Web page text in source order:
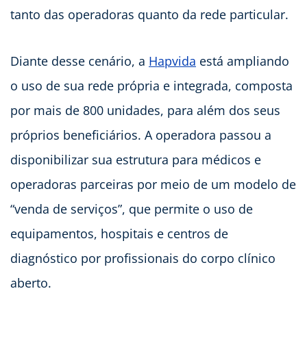
tanto das operadoras quanto da rede particular.
Diante desse cenário, a Hapvida está ampliando
o uso de sua rede própria e integrada, composta
por mais de 800 unidades, para além dos seus
próprios beneficiários. A operadora passou a
disponibilizar sua estrutura para médicos e
operadoras parceiras por meio de um modelo de
“venda de serviços”, que permite o uso de
equipamentos, hospitais e centros de
diagnóstico por profissionais do corpo clínico
aberto.